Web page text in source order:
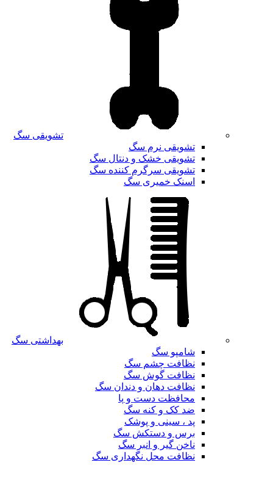
تشویقی سگ
تشویقی نرم سگ
تشویقی خشک و دنتال سگ
تشویقی سرگرم کننده سگ
اسنک خمیری سگ
بهداشتی سگ
شامپو سگ
نظافت چشم سگ
نظافت گوش سگ
نظافت دهان و دندان سگ
محافظت دست و پا
ضد کک و کنه سگ
پد ، سینی و پوشک
برس و دستکش سگ
ناخن گیر و انبر سگ
نظافت محل نگهداری سگ